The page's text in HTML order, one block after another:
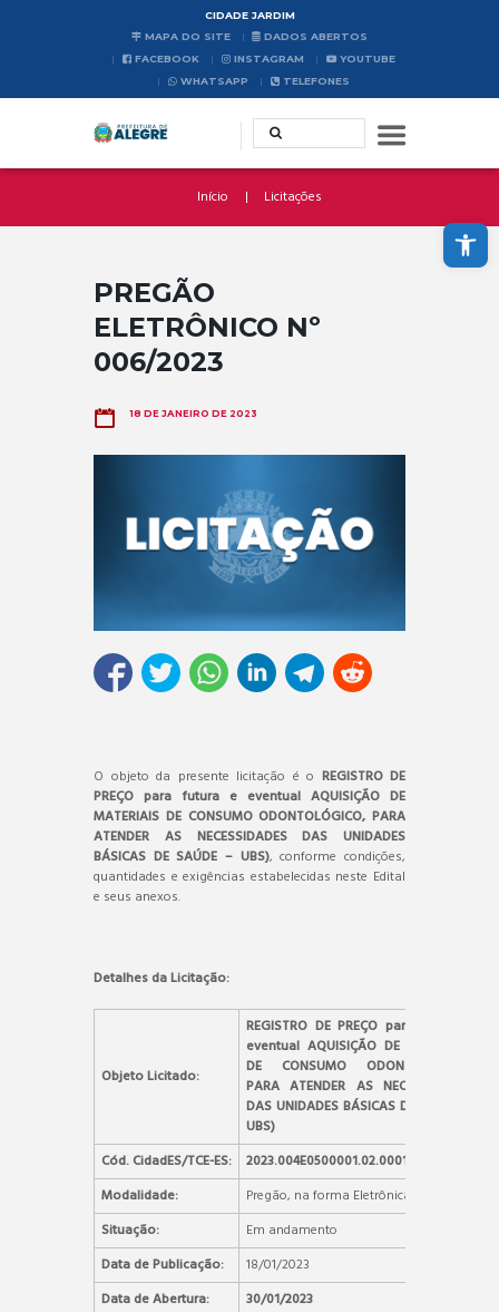
Abrir a barra de ferramentas
CIDADE JARDIM
MAPA DO SITE
DADOS ABERTOS
FACEBOOK
INSTAGRAM
YOUTUBE
WHATSAPP
TELEFONES
Início Licitações
PREGÃO
ELETRÔNICO Nº
006/2023
18 DE JANEIRO DE 2023
O objeto da presente licitação é o REGISTRO DE
PREÇO para futura e eventual AQUISIÇÃO DE
MATERIAIS DE CONSUMO ODONTOLÓGICO, PARA
ATENDER AS NECESSIDADES DAS UNIDADES
BÁSICAS DE SAÚDE – UBS), conforme condições,
quantidades e exigências estabelecidas neste Edital
e seus anexos.
Detalhes da Licitação:
Objeto Licitado:
REGISTRO DE PREÇO para futura e
eventual AQUISIÇÃO DE MATERIAIS
DE CONSUMO ODONTOLÓGICO,
PARA ATENDER AS NECESSIDADES
DAS UNIDADES BÁSICAS DE SAÚDE –
UBS)
Cód. CidadES/TCE-ES:
2023.004E0500001.02.0001
Modalidade:
Pregão, na forma Eletrônica
Situação:
Em andamento
Data de Publicação:
18/01/2023
Data de Abertura:
30/01/2023